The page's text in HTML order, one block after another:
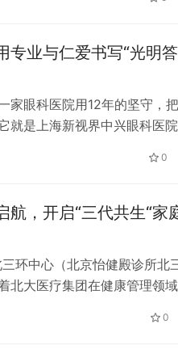
瘤康复领域的技术创新与临
专业与仁爱书写“光明答
家眼科医院用12年的坚守，
是上海新视界中兴眼科医院
院，医院始终把公益担当放在
年获得上海市精神文明建
0
，开启“三代共生“家
环中心（北京怡健殿诊所北
北大医疗集团在健康管理领域
心以”三代共生”家庭健康管
致力于成为家庭健康管理的
0